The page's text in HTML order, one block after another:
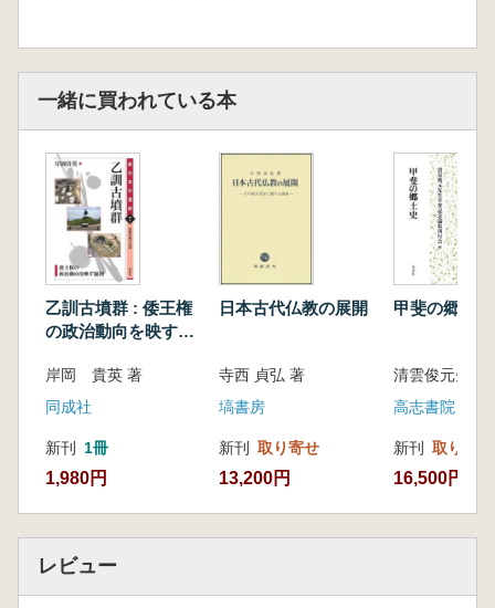
一緒に買われている本
乙訓古墳群 : 倭王権
の政治動向を映す縮
岸岡 貴英 著
同成社
新刊 1冊
1,980円
日本古代仏教の展開
寺西 貞弘 著
塙書房
新刊 取り寄せ
13,200円
甲斐の郷土史
高志書院
新刊 取り寄せ
16,500円
レビュー